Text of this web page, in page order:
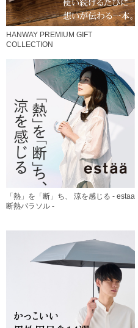
HANWAY PREMIUM GIFT
COLLECTION
「熱」を「断」ち、 涼を感じる - estaa
断熱パラソル -